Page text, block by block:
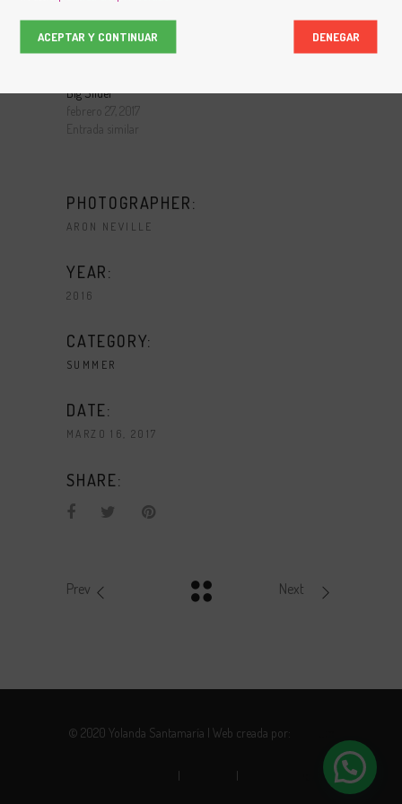
febrero 27, 2017
Big Slider
febrero 27, 2017
Entrada similar
PHOTOGRAPHER:
ARON NEVILLE
YEAR:
2016
CATEGORY:
SUMMER
DATE:
MARZO 16, 2017
SHARE:
Prev Next
© 2020 Yolanda Santamaría | Web creada por:
| | Política de cookies
ACEPTAR Y CONTINUAR DENEGAR